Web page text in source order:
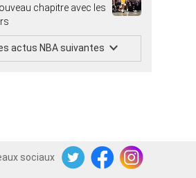
chapitre avec les
actus NBA suivantes
sociaux
TwitterFacebookInstagram